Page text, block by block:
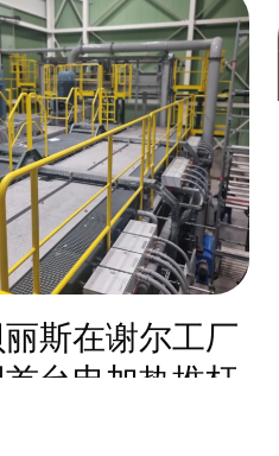
斯在谢尔工厂
首台电加热推杆